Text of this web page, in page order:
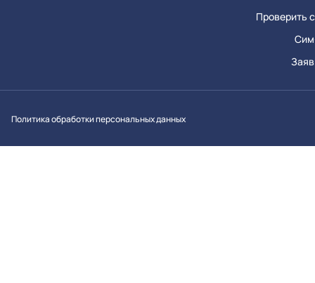
Проверить
Политика обработки персональных данных